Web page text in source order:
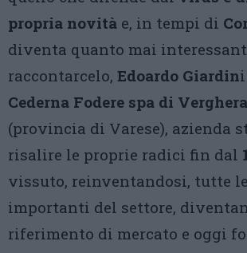
propria novità e, in tempi di
diventa quanto mai
raccontarcelo, Edoardo Giardin
Cederna Fodere spa di Verghera
(provincia di Varese), azienda
risalire le proprie radici fin dal
vissuto, reinventandosi, tutte
importanti del settore,
riferimento di mercato e oggi